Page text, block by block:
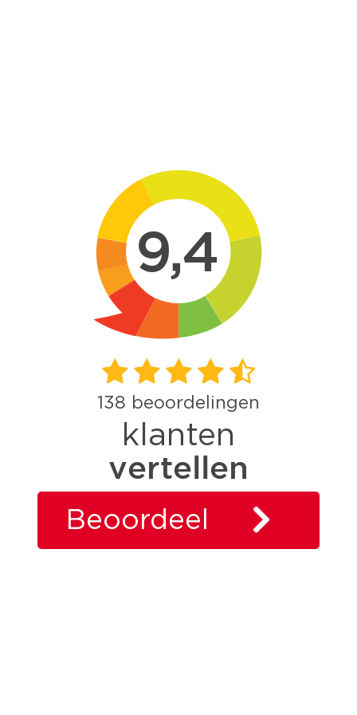
9,4
138 beoordelingen
klanten
vertellen
Beoordeel